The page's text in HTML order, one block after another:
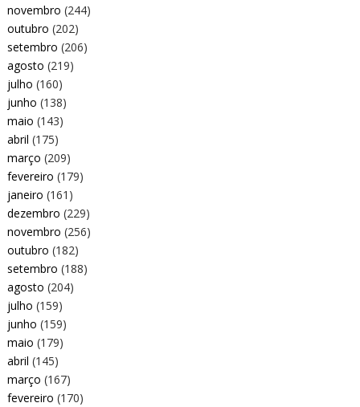
novembro (244)
outubro (202)
setembro (206)
agosto (219)
julho (160)
junho (138)
maio (143)
abril (175)
março (209)
fevereiro (179)
janeiro (161)
dezembro (229)
novembro (256)
outubro (182)
setembro (188)
agosto (204)
julho (159)
junho (159)
maio (179)
abril (145)
março (167)
fevereiro (170)